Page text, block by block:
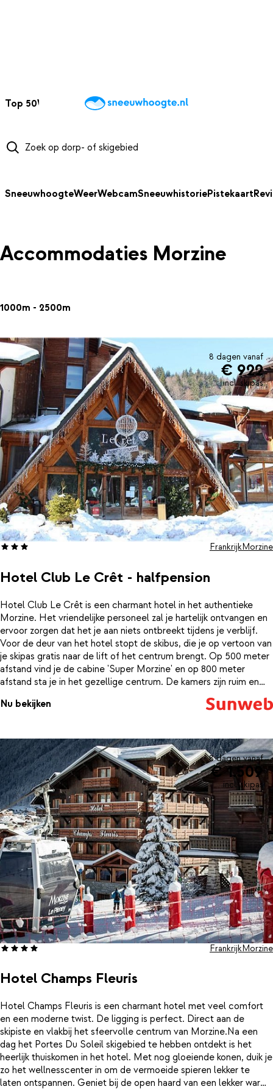
Top 50Webcams WintersportweerKaarten
SneeuwhoogteWeerWebcamSneeuwhistoriePistekaart
Accommodaties Morzine
1000m - 2500m
8 dagen vanaf
€ 922
incl. skipas
Hotel Club Le Crêt - halfpension
FrankrijkMorzine
Hotel Club Le Crêt is een charmant hotel in het authentieke
Morzine. Het vriendelijke personeel zal je hartelijk ontvangen en
ervoor zorgen dat het je aan niets ontbreekt tijdens je verblijf.
Voor de deur van het hotel stopt de skibus, die je op vertoon van
je skipas gratis naar de lift of het centrum brengt. Op 500 meter
afstand vind je de cabine 'Super Morzine' en op 800 meter
afstand sta je in het gezellige centrum. De kamers zijn ruim en
uitzicht op de besneeuwde bergtoppen van Morzine. Je verblijft
ook niet meer druk te maken deze wintersport. En niet geheel
onbelangrijk; de wijn is inbegrepen bij het diner in het hotel. Na
een dag op de piste is het heerlijk om nog even te relaxen. Dat
kan in het wellnesscenter van Club Le Crêt. Hier kun je nog wat
baantjes trekken in het binnenzwembad of helemaal tot rust
komen in de hamam of jacuzzi.
Nu bekijken
8 dagen vanaf
€ 1.509
incl. skipas
Hotel Champs Fleuris
FrankrijkMorzine
Hotel Champs Fleuris is een charmant hotel met veel comfort
en een moderne twist. De ligging is perfect. Direct aan de
skipiste en vlakbij het sfeervolle centrum van Morzine.Na een
dag het Portes Du Soleil skigebied te hebben ontdekt is het
heerlijk thuiskomen in het hotel. Met nog gloeiende konen, duik je
zo het wellnesscenter in om de vermoeide spieren lekker te
laten ontspannen. Geniet bij de open haard van een lekker warm